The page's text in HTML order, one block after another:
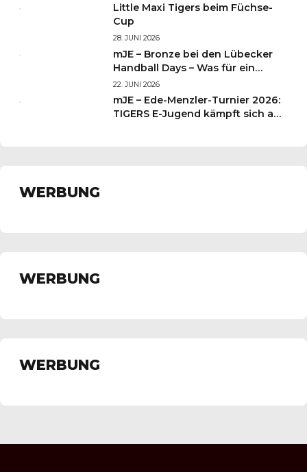
Little Maxi Tigers beim Füchse-
Cup
28. JUNI 2026
mJE – Bronze bei den Lübecker
Handball Days – Was für ein
Wochenende für unsere kleinen
TIGERS
22. JUNI 2026
mJE – Ede-Menzler-Turnier 2026:
TIGERS E-Jugend kämpft sich auf
WERBUNG
WERBUNG
WERBUNG